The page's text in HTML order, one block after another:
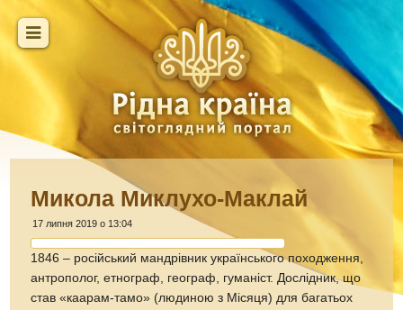
Микола Миклухо-Маклай
17 липня 2019 о 13:04
1846 – російський мандрівник українського походження,
антрополог, етнограф, географ, гуманіст. Дослідник, що
став «каарам-тамо» (людиною з Місяця) для багатьох